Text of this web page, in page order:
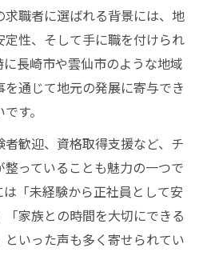
職者に選ばれる背景には、地
性、そして手に職を付けられ
長崎市や雲仙市のような地域
通じて地元の発展に寄与でき
す。
歓迎、資格取得支援など、チ
っていることも魅力の一つで
「未経験から正社員として安
家族との時間を大切にできる
いった声も多く寄せられてい